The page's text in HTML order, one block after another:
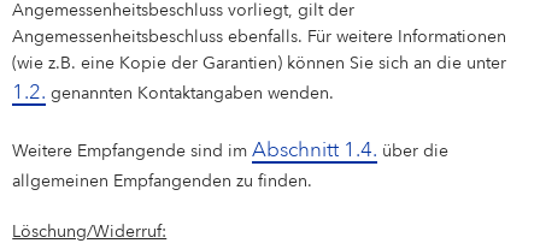
Angemessenheitsbeschluss vorliegt, gilt der
Angemessenheitsbeschluss ebenfalls. Für weitere Informationen
(wie z.B. eine Kopie der Garantien) können Sie sich an die unter
1.2. genannten Kontaktangaben wenden.
Weitere Empfangende sind imAbschnitt 1.4. über die
allgemeinen Empfangenden zu finden.
Löschung/Widerruf: